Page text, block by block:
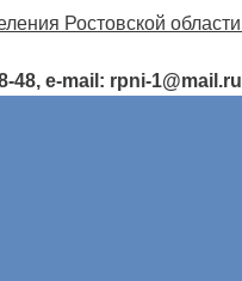
48, e-mail: rpni-1@mail.ru